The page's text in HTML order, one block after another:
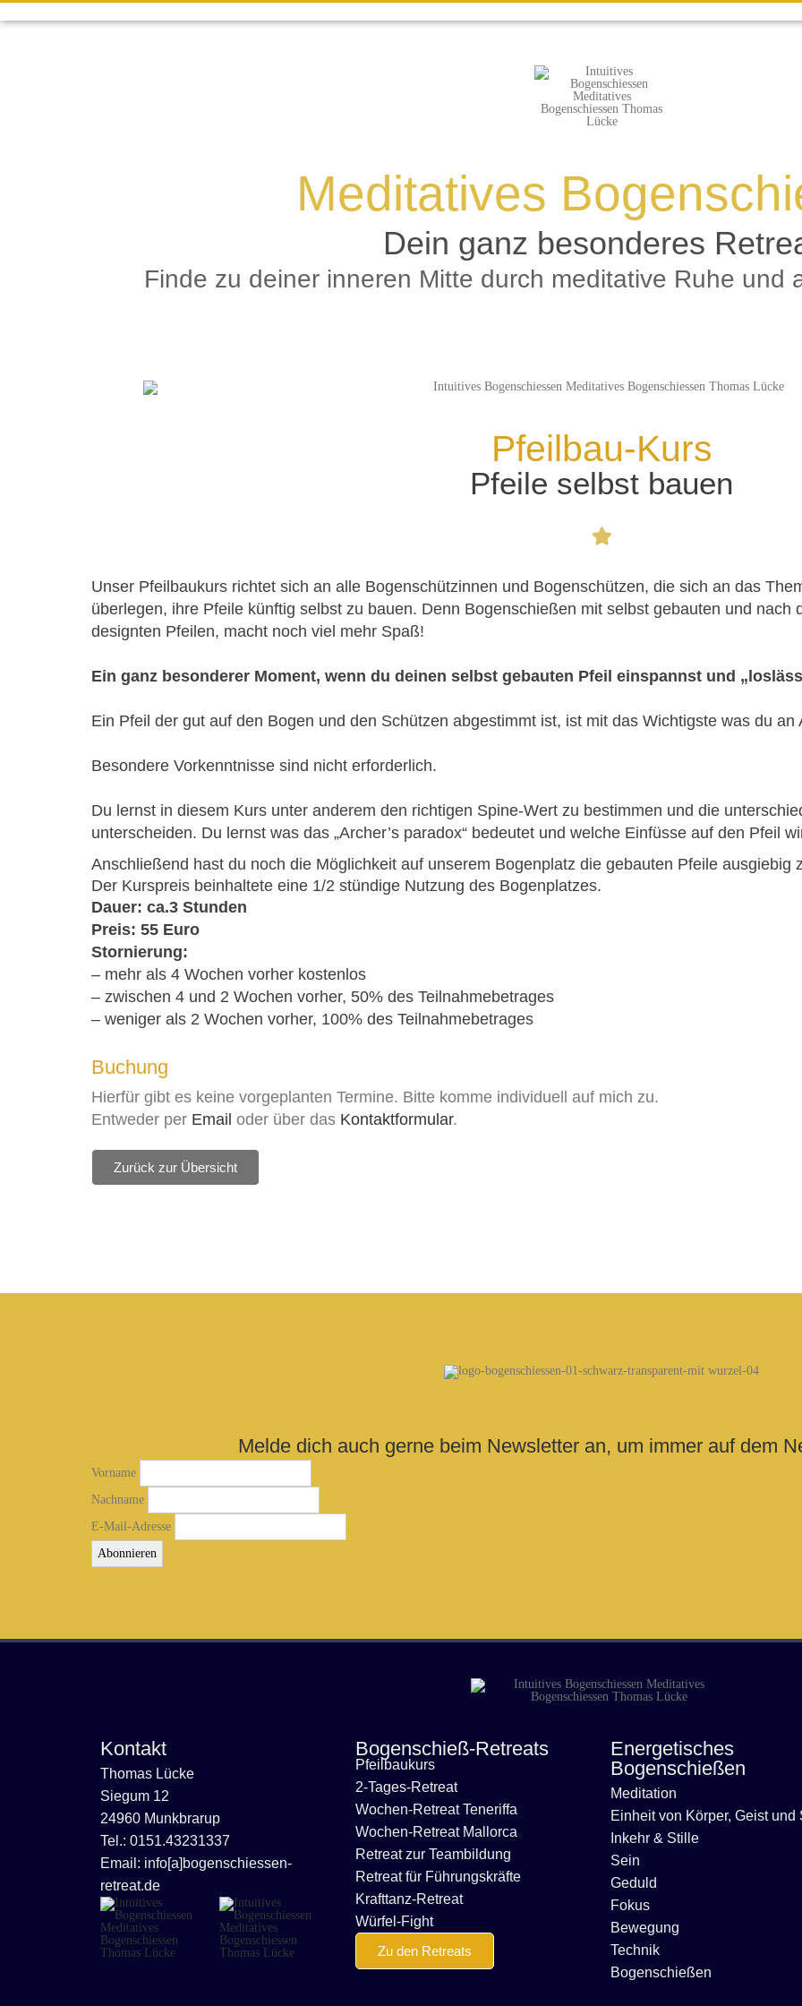
Meditatives
Dein ganz besonderes
Finde zu deiner inneren Mitte durch meditative Ruhe und
Pfeilbau-Kurs
Pfeile selbst bauen
Unser Pfeilbaukurs richtet sich an alle Bogenschützinnen und Bogenschützen, die sich an das
überlegen, ihre Pfeile künftig selbst zu bauen. Denn Bogenschießen mit selbst gebauten und nach
designten Pfeilen, macht noch viel mehr Spaß!
Ein ganz besonderer Moment, wenn du deinen selbst gebauten Pfeil einspannst und
Ein Pfeil der gut auf den Bogen und den Schützen abgestimmt ist, ist mit das Wichtigste was du an
Besondere Vorkenntnisse sind nicht erforderlich.
Du lernst in diesem Kurs unter anderem den richtigen Spine-Wert zu bestimmen und die
unterscheiden. Du lernst was das „Archer’s paradox“ bedeutet und welche Einfüsse auf den Pfeil
Anschließend hast du noch die Möglichkeit auf unserem Bogenplatz die gebauten Pfeile ausgiebig
Der Kurspreis beinhaltete eine 1/2 stündige Nutzung des Bogenplatzes.
Dauer: ca.3 Stunden
Preis: 55 Euro
Stornierung:
– mehr als 4 Wochen vorher kostenlos
– zwischen 4 und 2 Wochen vorher, 50% des Teilnahmebetrages
– weniger als 2 Wochen vorher, 100% des Teilnahmebetrages
Buchung
Hierfür gibt es keine vorgeplanten Termine. Bitte komme individuell auf mich zu.
Entweder per Email oder über das Kontaktformular.
Zurück zur Übersicht
Melde dich auch gerne beim Newsletter an, um immer auf dem
Vorname
Nachname
E-Mail-Adresse
Kontakt
Thomas Lücke
Siegum 12
24960 Munkbrarup
Tel.: 0151.43231337
Email: info[a]bogenschiessen-
retreat.de
Bogenschieß-Retreats
Pfeilbaukurs
2-Tages-Retreat
Wochen-Retreat Teneriffa
Wochen-Retreat Mallorca
Retreat zur Teambildung
Retreat für Führungskräfte
Krafttanz-Retreat
Würfel-Fight
Zu den Retreats
Energetisches
Bogenschießen
Meditation
Einheit von Körper, Geist und
Inkehr & Stille
Sein
Geduld
Fokus
Bewegung
Technik
Bogenschießen